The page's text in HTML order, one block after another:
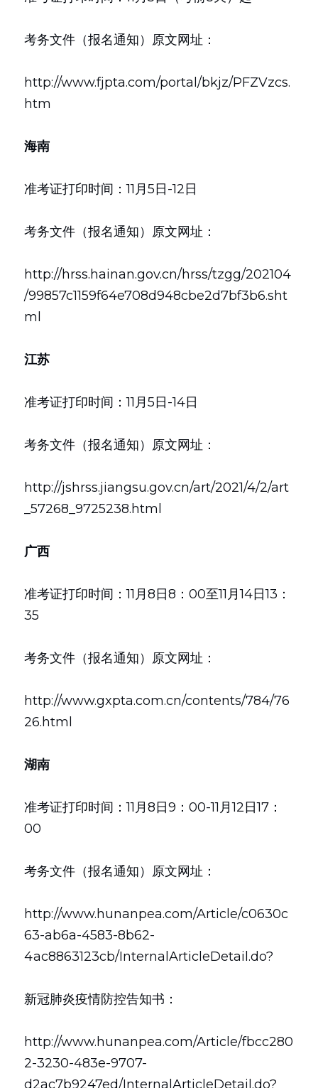
考务文件（报名通知）原文网址：
http://www.fjpta.com/portal/bkjz/PFZVzcs.
htm
海南
准考证打印时间：11月5日-12日
考务文件（报名通知）原文网址：
http://hrss.hainan.gov.cn/hrss/tzgg/202104
/99857c1159f64e708d948cbe2d7bf3b6.sht
ml
江苏
准考证打印时间：11月5日-14日
考务文件（报名通知）原文网址：
http://jshrss.jiangsu.gov.cn/art/2021/4/2/art
_57268_9725238.html
广西
准考证打印时间：11月8日8：00至11月14日13：
35
考务文件（报名通知）原文网址：
http://www.gxpta.com.cn/contents/784/76
26.html
湖南
准考证打印时间：11月8日9：00-11月12日17：
00
考务文件（报名通知）原文网址：
http://www.hunanpea.com/Article/c0630c
63-ab6a-4583-8b62-
4ac8863123cb/InternalArticleDetail.do?
新冠肺炎疫情防控告知书：
http://www.hunanpea.com/Article/fbcc280
2-3230-483e-9707-
d2ac7b9247ed/InternalArticleDetail.do?